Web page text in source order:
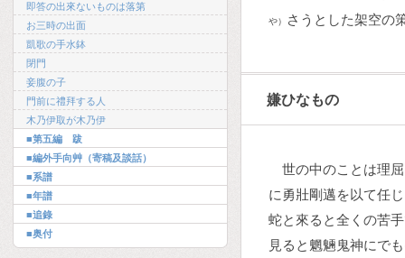
即答の出來ないものは落第
お三時の出面
凱歌の手水鉢
閉門
妾腹の子
門前に禮拜する人
木乃伊取が木乃伊
■第五編 跋
■編外手向艸（寄稿及談話）
■系譜
■年譜
■追錄
■奥付
や） さうとした架空の
嫌ひなもの
世の中のことは理
に勇壯剛邁を以て任
蛇と來ると全くの苦
見ると魍魎鬼神にで